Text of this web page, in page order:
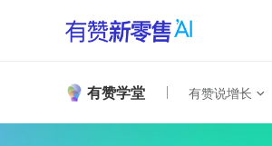
有赞学堂 有赞说增长